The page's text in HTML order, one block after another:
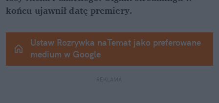
końcu ujawnił datę premiery.
Ustaw Rozrywka naTemat jako preferowane
medium w Google
REKLAMA